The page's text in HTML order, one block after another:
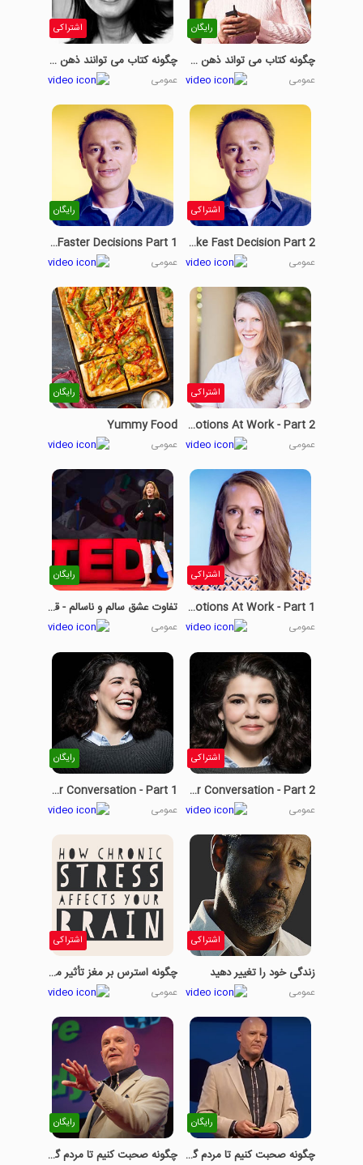
رایگان
چگونه کتاب می تواند ذهن شما را باز کند قسمت دوم
عمومی
اشتراکی
چگونه کتاب می توانند ذهن شما را باز کنند قسمت اول
عمومی
اشتراکی
How To Make Fast Decision Part 2
عمومی
رایگان
How To Make Faster Decisions Part 1
عمومی
اشتراکی
How To Embrace Emotions At Work - Part 2
عمومی
رایگان
Yummy Food
عمومی
اشتراکی
How To Embrace Emotions At Work - Part 1
عمومی
رایگان
تفاوت عشق سالم و ناسالم - قسمت 1
عمومی
اشتراکی
Ways To Have A Better Conversation - Part 2
عمومی
رایگان
Ways To Have A Better Conversation - Part 1
عمومی
اشتراکی
زندگی خود را تغییر دهید
عمومی
اشتراکی
چگونه استرس بر مغز تأثیر می گذارد - قسمت 1
عمومی
رایگان
چگونه صحبت کنیم تا مردم گوش دهند - قسمت 2
رایگان
چگونه صحبت کنیم تا مردم گوش دهند- قسمت 1